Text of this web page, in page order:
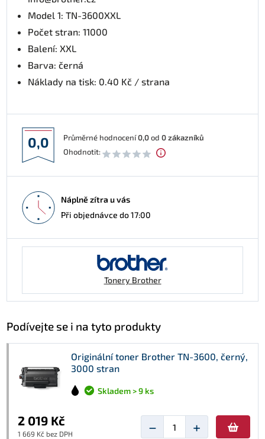
Model 1: TN-3600XXL
Počet stran: 11000
Balení: XXL
Barva: černá
Náklady na tisk: 0.40 Kč / strana
0,0 Průměrné hodnocení0,0od 0zákazníků
Ohodnotit:
Náplně zítra u vás
Při objednávce do 17:00
Tonery Brother
Podívejte se i na tyto produkty
Originální toner Brother TN-3600, černý,
3000 stran
Skladem > 9 ks
2 019 Kč
1 669 Kč bez DPH − +